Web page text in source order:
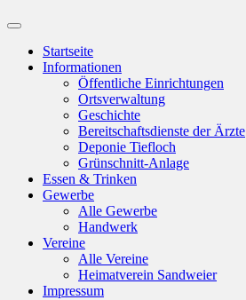
Suchfeld
ein-/ausblenden
Startseite
Informationen
Öffentliche Einrichtungen
Ortsverwaltung
Geschichte
Bereitschaftsdienste der Ärzte
Deponie Tiefloch
Grünschnitt-Anlage
Essen & Trinken
Gewerbe
Alle Gewerbe
Handwerk
Vereine
Alle Vereine
Heimatverein Sandweier
Impressum